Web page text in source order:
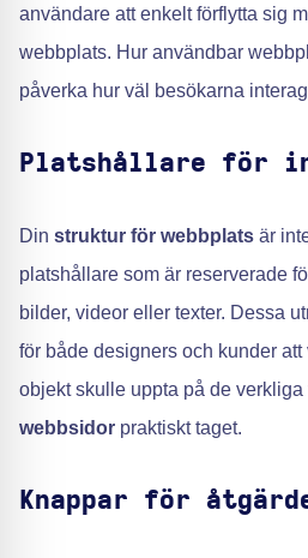
användare att enkelt förflytta sig
webbplats. Hur användbar
påverka hur väl besökarna
Platshållare för
Din struktur för webbplats är
platshållare som är reserverade
bilder, videor eller texter. Dessa
för både designers och kunder
objekt skulle uppta på de
webbsidor praktiskt taget.
Knappar för